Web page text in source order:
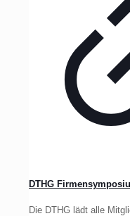
DTHG
Die DTHG lädt alle